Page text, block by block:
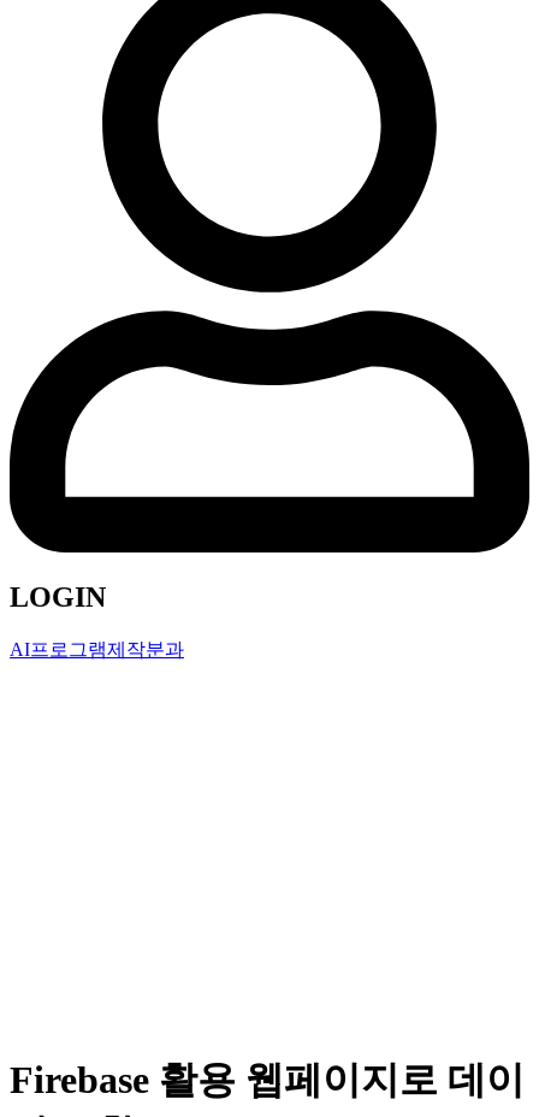
LOGIN
AI프로그램제작분과
Firebase 활용 웹페이지로 데이